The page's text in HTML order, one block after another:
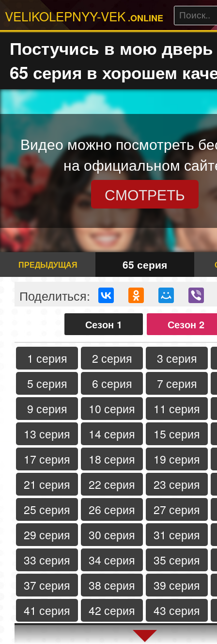
VELIKOLEPNYY-VEK .ONLINE
Постучись в мою дверь
65 серия в хорошем
Видео можно посмотреть
на официальном
СМОТРЕТЬ
ПРЕДЫДУЩАЯ 65 серия
Поделиться:
Сезон 1 Сезон 2
1 серия 2 серия
3 серия
5 серия
6 серия
7 серия
9 серия
10 серия
11 серия
13 серия
14 серия
15 серия
17 серия
18 серия
19 серия
21 серия
22 серия
23 серия
25 серия
26 серия
27 серия
29 серия
30 серия
31 серия
33 серия
34 серия
35 серия
37 серия
38 серия
39 серия
41 серия
42 серия
43 серия
45 серия
46 серия
47 серия